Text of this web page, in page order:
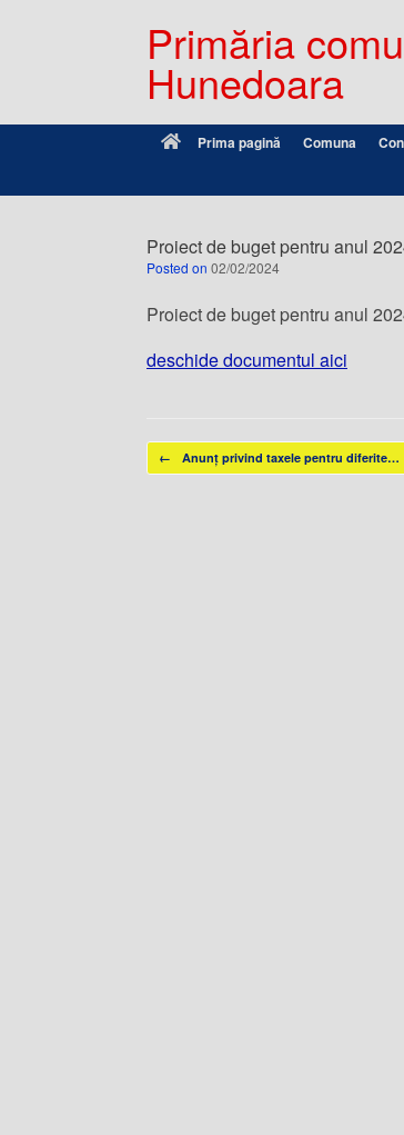
Primăria
Hunedoara
Prima pagină Comuna
Proiect de buget pentru anul
Posted on 02/02/2024
Proiect de buget pentru anul
deschide documentul aici
Post navigation
← Anunț privind taxele pentru diferite…